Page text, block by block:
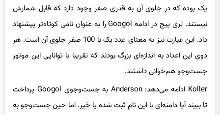
یک بوده که در جلوی آن به قدری صفر وجود دارد که قابل شمارش
نیستند. لری پیج در ادامه Googol را به عنوان نامی کوتاه‌تر پیشنهاد
داد. این عبارت نیز به معنای عدد یک با 100 صفر جلوی آن است. هر
دوی این اعداد به اندازه‌ای بزرگ بودند که تقریبا با توانایی این موتور
جست‌وجو هم‌خوانی داشتند.
Koller ادامه می‌دهد: Anderson به جست‌وجوی Googol پرداخت
تا ببیند آیا دامنه‌ای با این نام ثبت شده یا خیر. اما حین جست‌وجو به